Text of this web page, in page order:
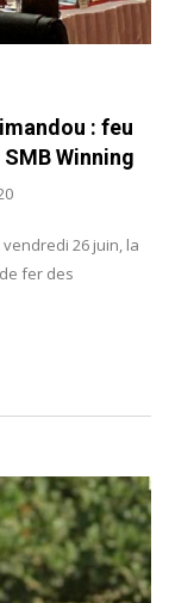
: feu
Winning
26 juin, la
fer des